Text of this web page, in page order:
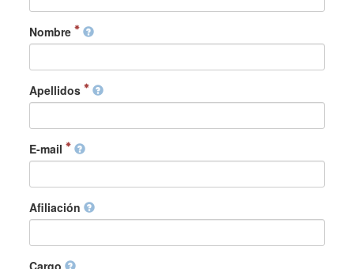
Nombre
Apellidos
E-mail
Afiliación
Cargo